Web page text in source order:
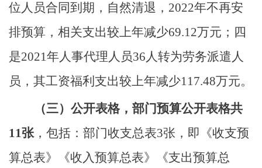
位人员合同到期，自然清退，2022年不再安
排预算，相关支出较上年减少69.12万元；四
是2021年人事代理人员36人转为劳务派遣人
员，其工资福利支出较上年减少117.48万元。
（三）公开表格，部门预算公开表格共
11张，包括： 部门收支总表3张，即《收支预
算总表》《收入预算总表》《支出预算总